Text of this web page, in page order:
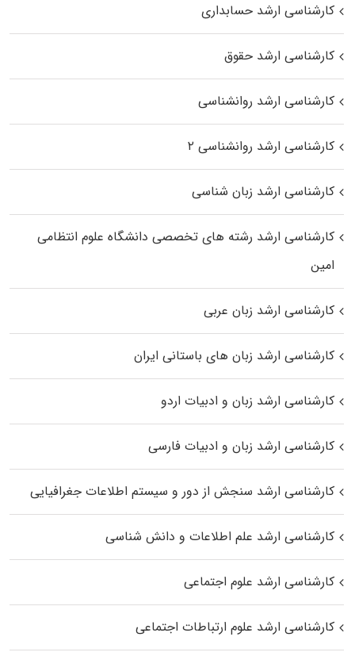
کارشناسی ارشد حسابداری
کارشناسی ارشد حقوق
کارشناسی ارشد روانشناسی
کارشناسی ارشد روانشناسی ۲
کارشناسی ارشد زبان شناسی
کارشناسی ارشد رﺷﺘﻪ ﻫﺎی تخصصی داﻧﺸﮕﺎه ﻋﻠﻮم انتظامی
اﻣﻴﻦ
کارشناسی ارشد زبان عربی
کارشناسی ارشد زبان‌ های باستانی ایران
کارشناسی ارشد زبان و ادبیات اردو
کارشناسی ارشد زبان و ادبیات فارسی
کارشناسی ارشد سنجش از دور و سیستم اطلاعات جغرافیایی
کارشناسی ارشد علم اطلاعات و دانش شناسی
کارشناسی ارشد علوم اجتماعی
کارشناسی ارشد علوم ارتباطات اجتماعی